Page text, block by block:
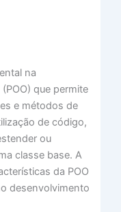
na
que permite
e métodos de
de código,
ou
classe base. A
da POO
desenvolvimento